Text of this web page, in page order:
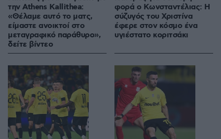
την Athens Kallithea:
«Θέλαμε αυτό το ματς,
είμαστε ανοικτοί στο
μεταγραφικό παράθυρο»,
δείτε βίντεο
φορά ο Κωνσταντέλιας: Η
σύζυγός του Χριστίνα
έφερε στον κόσμο ένα
υγιέστατο κοριτσάκι